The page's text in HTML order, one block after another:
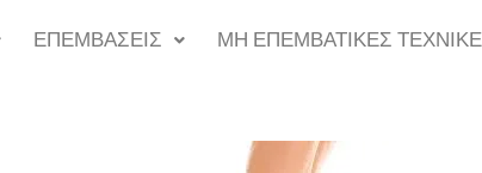
ΕΠΕΜΒΑΣΕΙΣ ΜΗ ΕΠΕΜΒΑΤΙΚΕΣ